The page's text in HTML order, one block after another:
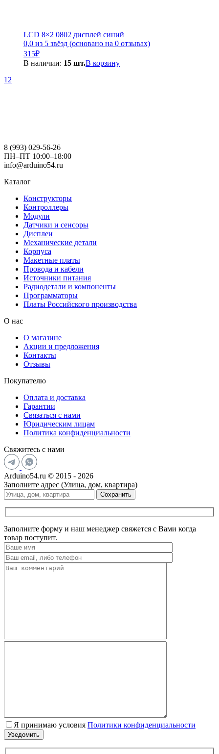
LCD 8×2 0802 дисплей синий
0,0 из 5 звёзд (основано на 0 отзывах)
315₽
В наличии: 15 шт.В корзину
1 2
8 (993) 029-56-26
ПН–ПТ 10:00–18:00
info@arduino54.ru
Каталог
Конструкторы
Контроллеры
Модули
Датчики и сенсоры
Дисплеи
Механические детали
Корпуса
Макетные платы
Провода и кабели
Источники питания
Радиодетали и компоненты
Программаторы
Платы Российского производства
О нас
О магазине
Акции и предложения
Контакты
Отзывы
Покупателю
Оплата и доставка
Гарантии
Связаться с нами
Юридическим лицам
Политика конфиденциальности
Свяжитесь с нами
Arduino54.ru © 2015 - 2026
Заполните адрес (Улица, дом, квартира)
Сохранить
Заполните форму и наш менеджер свяжется с Вами когда
товар поступит.
Я принимаю условия Политики конфиденциальности